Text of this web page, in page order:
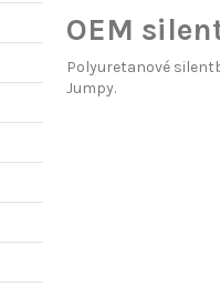
OEM
Polyuretanové
Jumpy.